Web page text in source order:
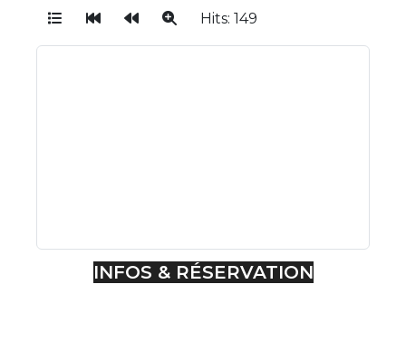
Hits: 149
INFOS & RÉSERVATION